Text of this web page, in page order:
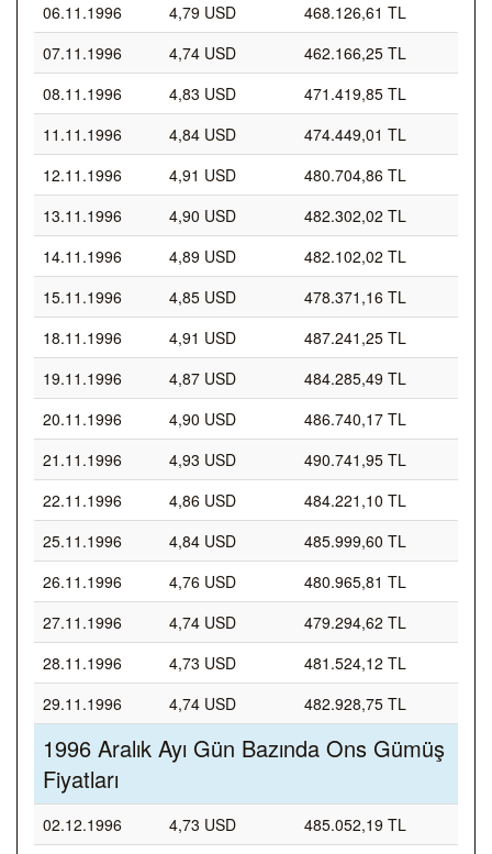
06.11.1996
4,79 USD
468.126,61 TL
07.11.1996
4,74 USD
462.166,25 TL
08.11.1996
4,83 USD
471.419,85 TL
11.11.1996
4,84 USD
474.449,01 TL
12.11.1996
4,91 USD
480.704,86 TL
13.11.1996
4,90 USD
482.302,02 TL
14.11.1996
4,89 USD
482.102,02 TL
15.11.1996
4,85 USD
478.371,16 TL
18.11.1996
4,91 USD
487.241,25 TL
19.11.1996
4,87 USD
484.285,49 TL
20.11.1996
4,90 USD
486.740,17 TL
21.11.1996
4,93 USD
490.741,95 TL
22.11.1996
4,86 USD
484.221,10 TL
25.11.1996
4,84 USD
485.999,60 TL
26.11.1996
4,76 USD
480.965,81 TL
27.11.1996
4,74 USD
479.294,62 TL
28.11.1996
4,73 USD
481.524,12 TL
29.11.1996
4,74 USD 482.928,75 TL
1996 Aralık Ayı Gün Bazında Ons Gümüş
Fiyatları
02.12.1996 4,73 USD 485.052,19 TL